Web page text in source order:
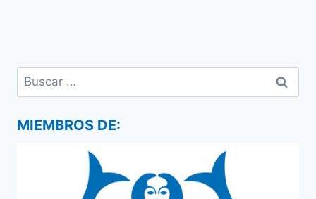
Buscar:
MIEMBROS DE: